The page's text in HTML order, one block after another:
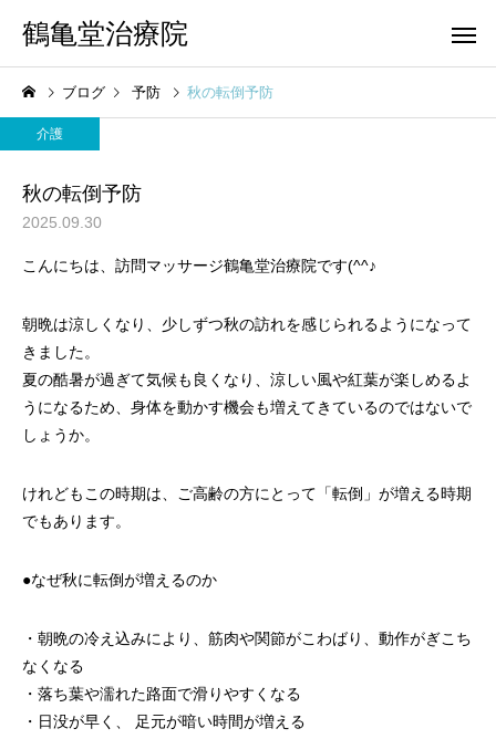
鶴亀堂治療院
ブログ 予防 秋の転倒予防
介護
秋の転倒予防
2025.09.30
こんにちは、訪問マッサージ鶴亀堂治療院です(^^♪
朝晩は涼しくなり、少しずつ秋の訪れを感じられるようになって
きました。
夏の酷暑が過ぎて気候も良くなり、涼しい風や紅葉が楽しめるよ
うになるため、身体を動かす機会も増えてきているのではないで
しょうか。
けれどもこの時期は、ご高齢の方にとって「転倒」が増える時期
でもあります。
●なぜ秋に転倒が増えるのか
・朝晩の冷え込みにより、筋肉や関節がこわばり、動作がぎこち
なくなる
・落ち葉や濡れた路面で滑りやすくなる
・日没が早く、 足元が暗い時間が増える